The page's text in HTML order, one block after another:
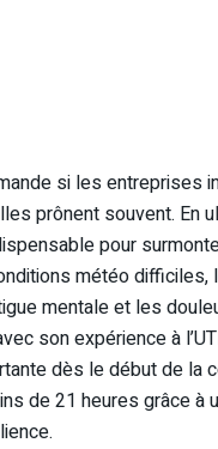
si les entreprises
prônent souvent. En
pour
météo difficiles,
mentale et les
son expérience à
dès le début de la
de 21 heures grâce à